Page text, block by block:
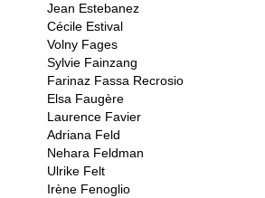
Jean Estebanez
Cécile Estival
Volny Fages
Sylvie Fainzang
Farinaz Fassa Recrosio
Elsa Faugère
Laurence Favier
Adriana Feld
Nehara Feldman
Ulrike Felt
Irène Fenoglio